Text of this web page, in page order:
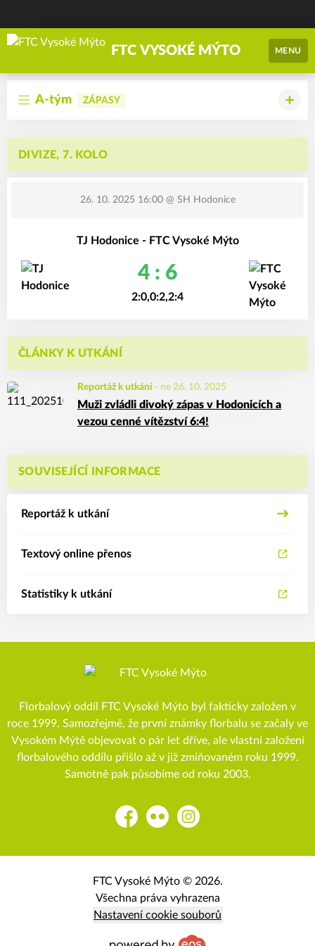
FTC VYSOKÉ MÝTO MENU
A-tým ZÁPASY
DIVIZE, 7. KOLO
26. 10. 2025 16:00@ SH Hodonice
TJ Hodonice - FTC Vysoké Mýto
4 : 6
2:0,0:2,2:4
ČLÁNKY K UTKÁNÍ
Reportáž k utkání - ne 26. 10. 2025
Muži zvládli divoký zápas v Hodonicích a
vezou cenné vítězství 6:4!
SOUVISEJÍCÍ INFORMACE
Reportáž k utkání
Textový online přenos
Statistiky k utkání
Florbalový oddíl FTC Vysoké Mýto byl fakticky založen v
roce 1999. Samozřejmě, že první známky florbalu se začaly ve
Vysokém Mýtě objevovat o pár let dříve, ale vlastní založení
florbalového oddílu přišlo až v již zmiňovaném roku 1999.
Samotně pak působíme od roku 2003.
FacebookFlickr Instagram
FTC Vysoké Mýto © 2026.
Všechna práva vyhrazena
Nastavení cookie souborů